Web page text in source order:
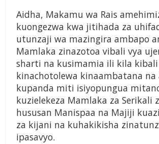
Aidha, Makamu wa Rais
kuongezwa kwa jitihada za
utunzaji wa mazingira ambapo
Mamlaka zinazotoa vibali vya
sharti na kusimamia ili kila kibali
kinachotolewa kinaambatana na
kupanda miti isiyopungua
kuzielekeza Mamlaka za Serikali
hususan Manispaa na Majiji
za kijani na kuhakikisha
ipasavyo.